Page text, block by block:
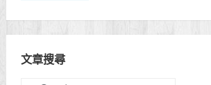
文章搜尋